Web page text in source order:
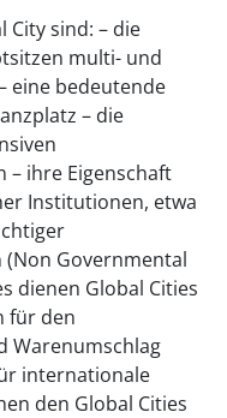
City sind: – die
multi- und
eine bedeutende
– die
ihre Eigenschaft
Institutionen, etwa
Governmental
dienen Global Cities
für den
Warenumschlag
internationale
den Global Cities